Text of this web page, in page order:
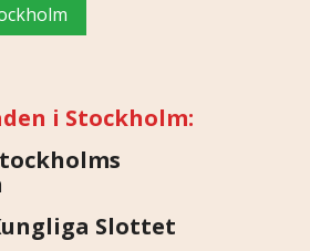
i Stockholm:
Slottet